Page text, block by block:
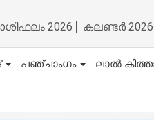
2026 കലണ്ടർ 2026
പഞ്ചാംഗം ലാൽ